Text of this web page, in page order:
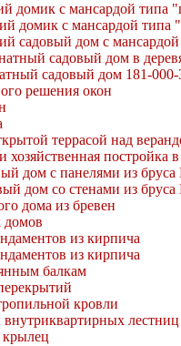
домик с мансардой типа
домик с мансардой типа
садовый дом с
садовый дом в
садовый дом 181-000-
решения окон
террасой над
постройка
дом с панелями из
дом со стенами из
дома из бревен
домов
из кирпича
из кирпича
балкам
кровли
лестниц
крылец